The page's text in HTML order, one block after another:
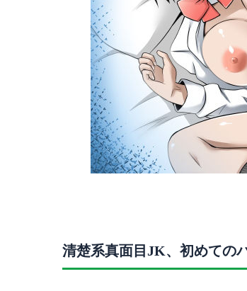
清楚系真面目JK、初めての